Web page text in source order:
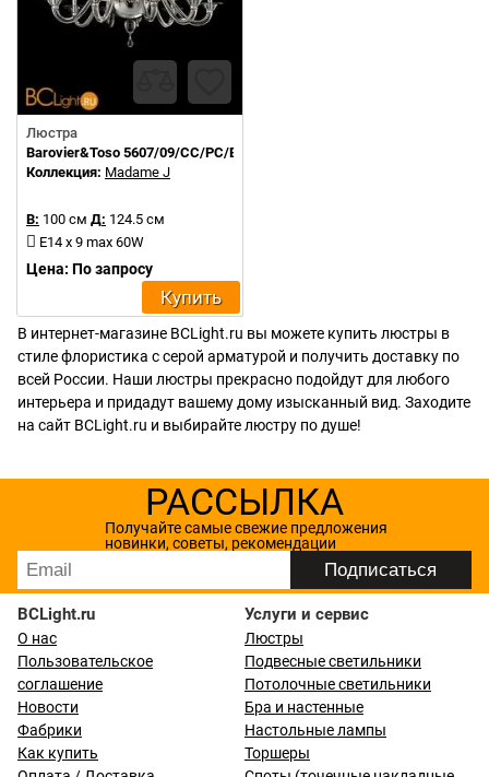
Люстра
Barovier&Toso 5607/09/CC/PC/BB
Коллекция: Madame J
В: 100 см Д: 124.5 см
E14 x 9 max 60W
Цена: По запросу
Купить
В интернет-магазине BCLight.ru вы можете купить люстры в
стиле флористика с серой арматурой и получить доставку по
всей России. Наши люстры прекрасно подойдут для любого
интерьера и придадут вашему дому изысканный вид. Заходите
на сайт BCLight.ru и выбирайте люстру по душе!
РАССЫЛКА
Получайте самые свежие предложения
новинки, советы, рекомендации
BCLight.ru
О нас
Пользовательское
соглашение
Новости
Фабрики
Как купить
Услуги и сервис
Люстры
Подвесные светильники
Потолочные светильники
Бра и настенные
Настольные лампы
Торшеры